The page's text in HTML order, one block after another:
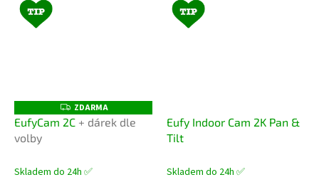
Z
D
A
ZDARMA
EufyCam 2C + dárek dle
volby
Skladem do 24h ✅
Eufy Indoor Cam 2K Pan &
Tilt
Skladem do 24h ✅